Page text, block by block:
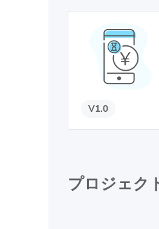
V1.0
プロジェク